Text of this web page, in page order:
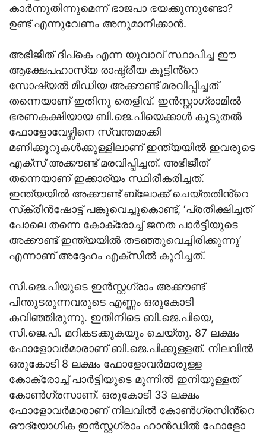
കാർന്നുതിന്നുമെന്ന് ഭാജപാ ഭയക്കുന്നുണ്ടോ?
ഉണ്ട് എന്നുവേണം അനുമാനിക്കാൻ.
അഭിജീത് ദിപ്കെ എന്ന യുവാവ് സ്ഥാപിച്ച ഈ
ആക്ഷേപഹാസ്യ രാഷ്ട്രീയ കൂട്ടിൻ്റെ
സോഷ്യൽ മീഡിയ അക്കൗണ്ട് മരവിപ്പിച്ചത്
തന്നെയാണ് ഇതിനു തെളിവ്. ഇൻസ്റ്റാഗ്രാമിൽ
ഭരണകക്ഷിയായ ബി.ജെ.പിയെക്കാൾ കൂടുതൽ
ഫോളോവേഴ്സിനെ സ്വന്തമാക്കി
മണിക്കൂറുകൾക്കുള്ളിലാണ് ഇന്ത്യയിൽ ഇവരുടെ
എക്‌സ് അക്കൗണ്ട് മരവിപ്പിച്ചത്. അഭിജീത്
തന്നെയാണ് ഇക്കാര്യം സ്ഥിരീകരിച്ചത്.
ഇന്ത്യയിൽ അക്കൗണ്ട് ബ്ലോക്ക് ചെയ്തതിൻ്റെ
സ്‌ക്രീൻഷോട്ട് പങ്കുവെച്ചുകൊണ്ട്, ‘പ്രതീക്ഷിച്ചത്
പോലെ തന്നെ കോക്രോച്ച് ജനത പാർട്ടിയുടെ
അക്കൗണ്ട് ഇന്ത്യയിൽ തടഞ്ഞുവെച്ചിരിക്കുന്നു’
എന്നാണ് അദ്ദേഹം എക്‌സിൽ കുറിച്ചത്.
സി.ജെ.പിയുടെ ഇൻസ്റ്റഗ്രാം അക്കൗണ്ട്
പിന്തുടരുന്നവരുടെ എണ്ണം ഒരുകോടി
കവിഞ്ഞിരുന്നു. ഇതിനിടെ ബി.ജെ.പിയെ,
സി.ജെ.പി. മറികടക്കുകയും ചെയ്തു. 87 ലക്ഷം
ഫോളോവർമാരാണ് ബി.ജെ.പിക്കുള്ളത്. നിലവിൽ
ഒരുകോടി 8 ലക്ഷം ഫോളോവർമാരുള്ള
കോക്രോച്ച് പാർട്ടിയുടെ മുന്നിൽ ഇനിയുള്ളത്
കോൺഗ്രസാണ്. ഒരുകോടി 33 ലക്ഷം
ഫോളോവർമാരാണ് നിലവിൽ കോൺഗ്രസിൻ്റെ
ഔദ്യോഗിക ഇൻസ്റ്റഗ്രാം ഹാൻഡിൽ ഫോളോ